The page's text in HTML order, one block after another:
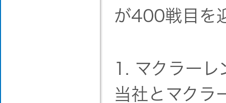
が400戦目を
1. マクラーレ
当社とマクラ